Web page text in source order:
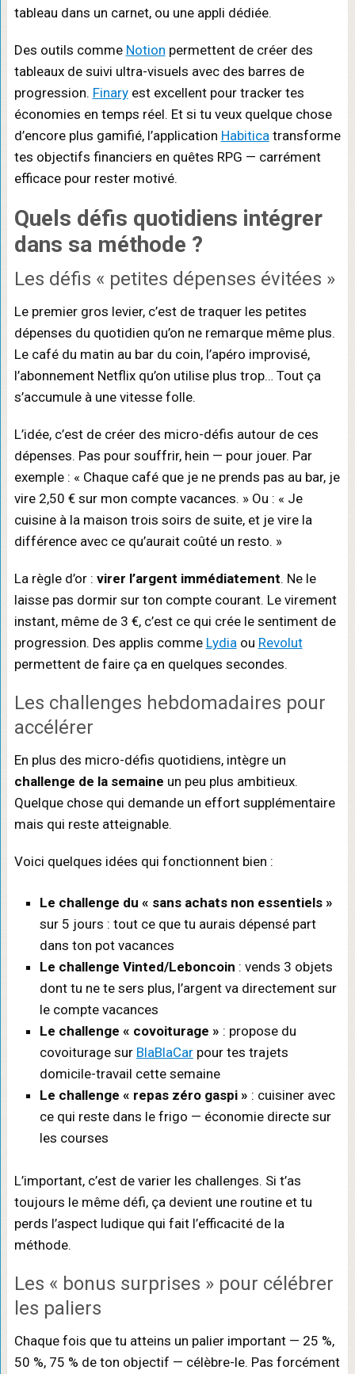
tableau dans un carnet, ou une appli dédiée.
Des outils comme Notion permettent de créer des
tableaux de suivi ultra-visuels avec des barres de
progression. Finaryest excellent pour tracker tes
économies en temps réel. Et si tu veux quelque chose
d’encore plus gamifié, l’application Habitica transforme
tes objectifs financiers en quêtes RPG — carrément
efficace pour rester motivé.
Quels défis quotidiens intégrer
dans sa méthode ?
Les défis « petites dépenses évitées »
Le premier gros levier, c’est de traquer les petites
dépenses du quotidien qu’on ne remarque même plus.
Le café du matin au bar du coin, l’apéro improvisé,
l’abonnement Netflix qu’on utilise plus trop… Tout ça
s’accumule à une vitesse folle.
L’idée, c’est de créer des micro-défis autour de ces
dépenses. Pas pour souffrir, hein — pour jouer. Par
exemple : « Chaque café que je ne prends pas au bar, je
vire 2,50 € sur mon compte vacances. » Ou : « Je
cuisine à la maison trois soirs de suite, et je vire la
différence avec ce qu’aurait coûté un resto. »
La règle d’or : virer l’argent immédiatement. Ne le
laisse pas dormir sur ton compte courant. Le virement
instant, même de 3 €, c’est ce qui crée le sentiment de
progression. Des applis comme Lydia ou Revolut
permettent de faire ça en quelques secondes.
Les challenges hebdomadaires pour
accélérer
En plus des micro-défis quotidiens, intègre un
challenge de la semaine un peu plus ambitieux.
Quelque chose qui demande un effort supplémentaire
mais qui reste atteignable.
Voici quelques idées qui fonctionnent bien :
Le challenge du « sans achats non essentiels »
sur 5 jours : tout ce que tu aurais dépensé part
dans ton pot vacances
Le challenge Vinted/Leboncoin : vends 3 objets
dont tu ne te sers plus, l’argent va directement sur
le compte vacances
Le challenge « covoiturage » : propose du
covoiturage sur BlaBlaCarpour tes trajets
domicile-travail cette semaine
Le challenge « repas zéro gaspi » : cuisiner avec
ce qui reste dans le frigo — économie directe sur
les courses
L’important, c’est de varier les challenges. Si t’as
toujours le même défi, ça devient une routine et tu
perds l’aspect ludique qui fait l’efficacité de la
méthode.
Les « bonus surprises » pour célébrer
les paliers
Chaque fois que tu atteins un palier important — 25 %,
50 %, 75 % de ton objectif — célèbre-le. Pas forcément